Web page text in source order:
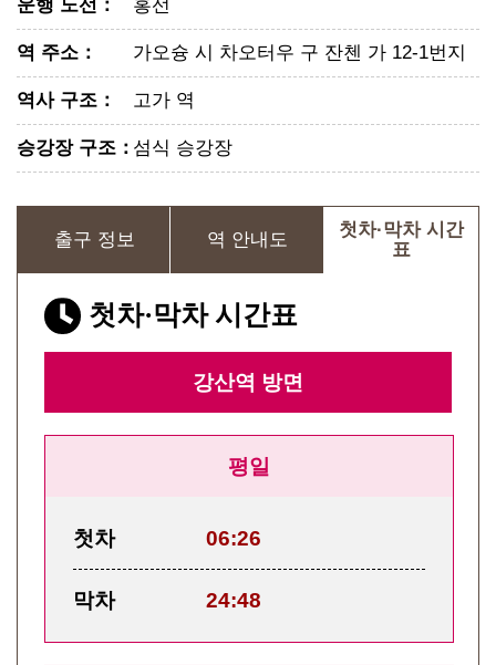
운행 노선 ： 홍선
역 주소 ： 가오슝 시 차오터우 구 잔첸 가 12-1번지
역사 구조 ： 고가 역
승강장 구조 ：섬식 승강장
출구 정보 역 안내도
첫차·막차 시간
표
첫차·막차 시간표
강산역 방면
평일
첫차 06:26
막차 24:48